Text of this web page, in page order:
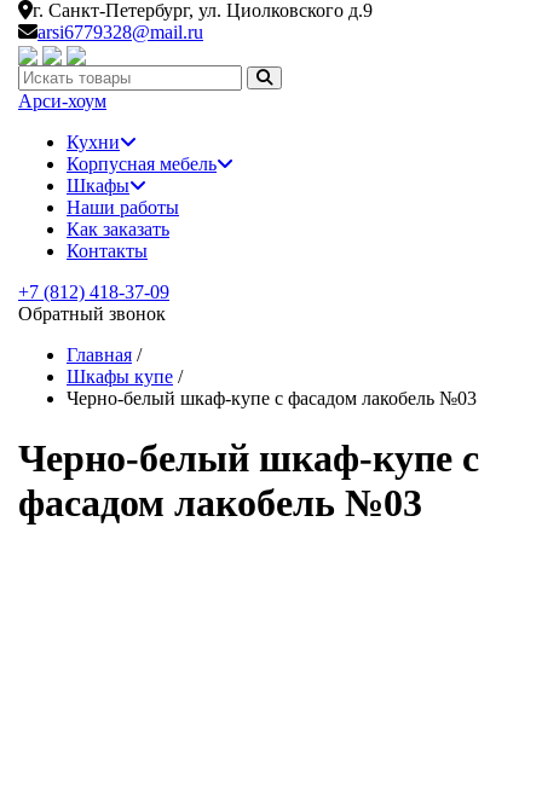
г. Санкт-Петербург, ул. Циолковского д.9
arsi6779328@mail.ru
Искать:
Арси-хоум
Кухни
Корпусная мебель
Шкафы
Наши работы
Как заказать
Контакты
+7 (812) 418-37-09
Обратный звонок
Главная /
Шкафы купе /
Черно-белый шкаф-купе с фасадом лакобель №03
Черно-белый шкаф-купе с
фасадом лакобель №03